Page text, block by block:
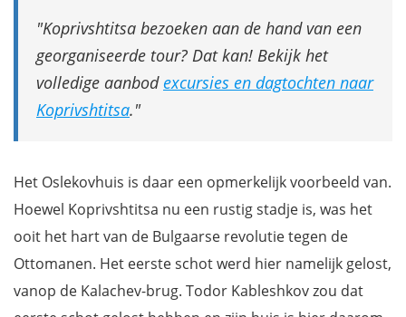
Koprivshtitsa bezoeken aan de hand van een
georganiseerde tour? Dat kan! Bekijk het
volledige aanbodexcursies en dagtochten naar
Koprivshtitsa.
Het Oslekovhuis is daar een opmerkelijk voorbeeld van.
Hoewel Koprivshtitsa nu een rustig stadje is, was het
ooit het hart van de Bulgaarse revolutie tegen de
Ottomanen. Het eerste schot werd hier namelijk gelost,
vanop de Kalachev-brug. Todor Kableshkov zou dat